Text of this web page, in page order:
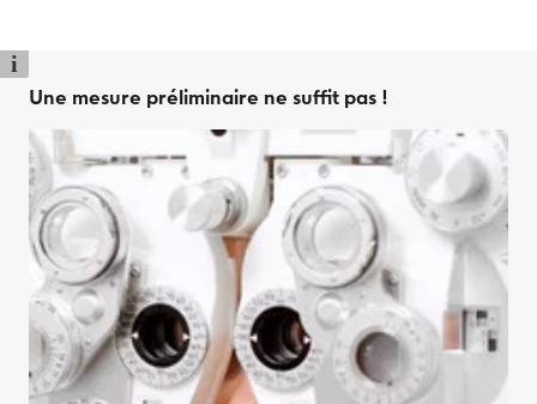
i
Une mesure préliminaire ne suffit pas !